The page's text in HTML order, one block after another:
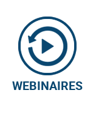
WEBINAIRES